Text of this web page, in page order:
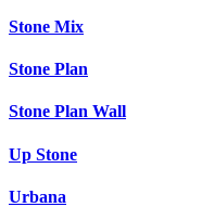
Stone Mix
Stone Plan
Stone Plan Wall
Up Stone
Urbana